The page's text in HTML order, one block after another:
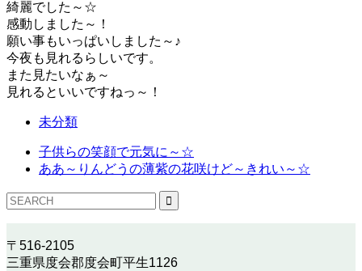
綺麗でした～☆
感動しました～！
願い事もいっぱいしました～♪
今夜も見れるらしいです。
また見たいなぁ～
見れるといいですねっ～！
未分類
子供らの笑顔で元気に～☆
ああ～りんどうの薄紫の花咲けど～きれい～☆
〒516-2105
三重県度会郡度会町平生1126